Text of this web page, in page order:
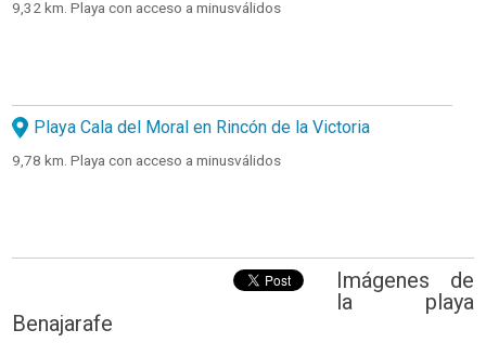
9,32 km. Playa con acceso a minusválidos
Playa Cala del Moral en Rincón de la Victoria
9,78 km. Playa con acceso a minusválidos
Imágenes de
la playa
Benajarafe